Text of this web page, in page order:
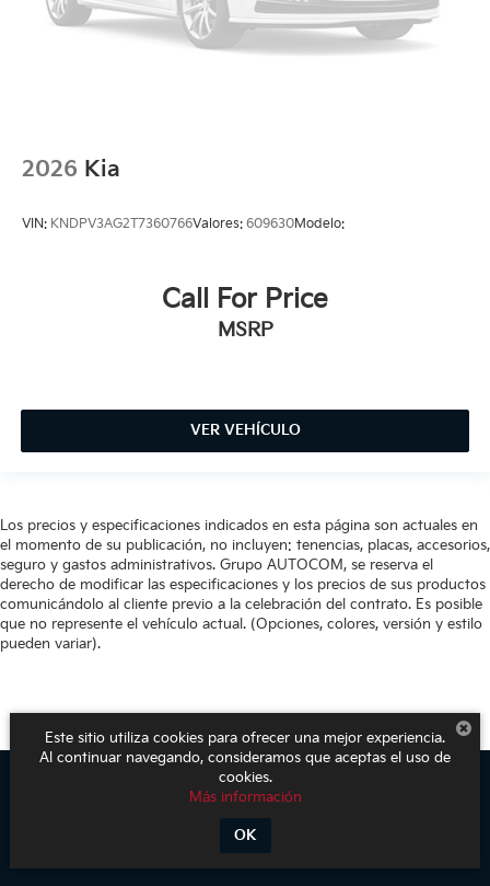
2026 Kia
VIN: KNDPV3AG2T7360766Valores: 609630Modelo:
Call For Price
MSRP
VER VEHÍCULO
Los precios y especificaciones indicados en esta página son actuales en
el momento de su publicación, no incluyen: tenencias, placas, accesorios,
seguro y gastos administrativos. Grupo AUTOCOM, se reserva el
derecho de modificar las especificaciones y los precios de sus productos
comunicándolo al cliente previo a la celebración del contrato. Es posible
que no represente el vehículo actual. (Opciones, colores, versión y estilo
pueden variar).
Blvd. Adolfo López Mateos 1816. El Mirador
37500| Ventas:
Este sitio utiliza cookies para ofrecer una mejor experiencia.
Al continuar navegando, consideramos que aceptas el uso de
cookies.
Más información
OK